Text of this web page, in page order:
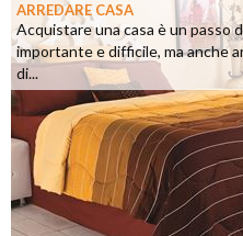
ARREDARE CASA
Acquistare una casa è un passo
importante e difficile, ma anche
di...